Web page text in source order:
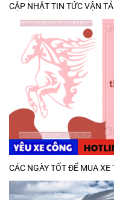
CẬP NHẬT TIN TỨC VẬN
CÁC NGÀY TỐT ĐỂ MUA